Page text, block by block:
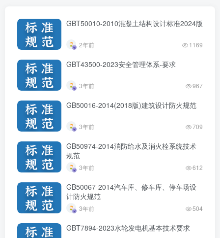
GBT50010-2010混凝土结构设计标准2024版
2年前 1169
GBT43500-2023安全管理体系-要求
3年前 967
GB50016-2014(2018版)建筑设计防火规范
3年前 709
GB50974-2014消防给水及消火栓系统技术
规范
3年前 612
GB50067-2014汽车库、修车库、停车场设
计防火规范
3年前 504
GBT7894-2023水轮发电机基本技术要求